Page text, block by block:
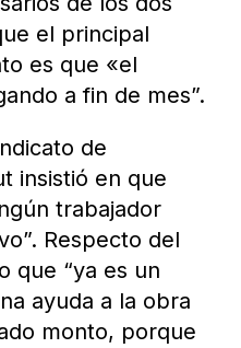
el principal
es que «el
a fin de mes”.
de
insistió en que
trabajador
Respecto del
que “ya es un
ayuda a la obra
monto, porque